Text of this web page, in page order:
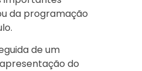
da programação
de um
do